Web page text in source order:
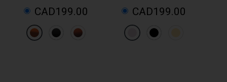
CAD199.00 CAD199.00